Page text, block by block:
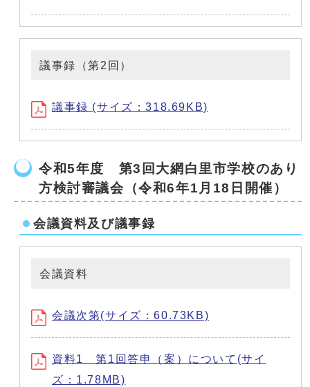
議事録（第2回）
議事録 (サイズ：318.69KB)
令和5年度 第3回大網白里市学校のあり
方検討審議会（令和6年1月18日開催）
会議資料及び議事録
会議資料
会議次第(サイズ：60.73KB)
資料1 第1回答申（案）について(サイ
ズ：1.78MB)